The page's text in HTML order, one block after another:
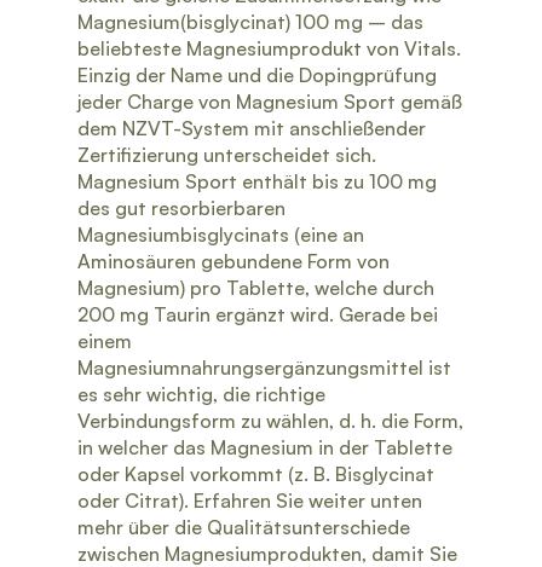
Magnesium(bisglycinat) 100 mg – das
beliebteste Magnesiumprodukt von Vitals.
Einzig der Name und die Dopingprüfung
jeder Charge von Magnesium Sport gemäß
dem NZVT-System mit anschließender
Zertifizierung unterscheidet sich.
Magnesium Sport enthält bis zu 100 mg
des gut resorbierbaren
Magnesiumbisglycinats (eine an
Aminosäuren gebundene Form von
Magnesium) pro Tablette, welche durch
200 mg Taurin ergänzt wird. Gerade bei
einem
Magnesiumnahrungsergänzungsmittel ist
es sehr wichtig, die richtige
Verbindungsform zu wählen, d. h. die Form,
in welcher das Magnesium in der Tablette
oder Kapsel vorkommt (z. B. Bisglycinat
oder Citrat). Erfahren Sie weiter unten
mehr über die Qualitätsunterschiede
zwischen Magnesiumprodukten, damit Sie